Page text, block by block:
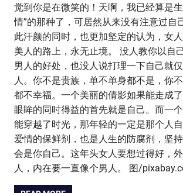
觉到你是在微笑的！天啊，我已经算是
情”的那种了，可居然从来没有注意过自
此汗颜的同时，也更加坚定的认为，女
美人的路上，永无止境。 没人教你以自
男人的好处，也没人说打理一下自己就
人。你不是贵族，单不单身都不是，你
都不幸福。一个美丽的倩影如果能走成
眼眸的同时得益的首先就是自己。而一
能穿越了时光，那年轻的一定是那个人
爱情的保鲜剂，也是人生的防腐剂，坚
会是你自己。这年头女人要想过得好，
人，内在要一直像个男人。 图/